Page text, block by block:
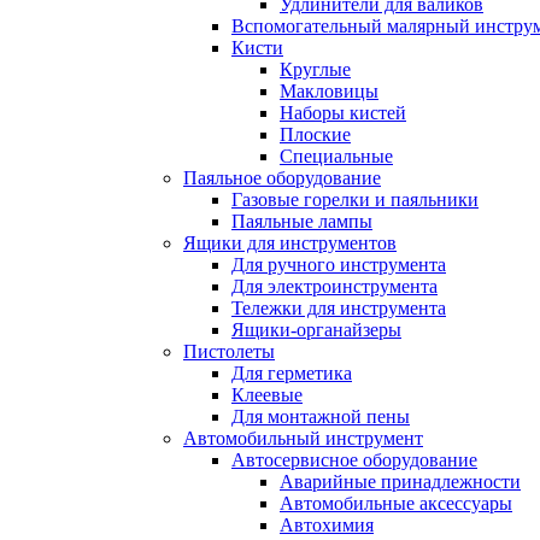
Удлинители для валиков
Вспомогательный малярный
Кисти
Круглые
Макловицы
Наборы кистей
Плоские
Специальные
Паяльное оборудование
Газовые горелки и паяльники
Паяльные лампы
Ящики для инструментов
Для ручного инструмента
Для электроинструмента
Тележки для инструмента
Ящики-органайзеры
Пистолеты
Для герметика
Клеевые
Для монтажной пены
Автомобильный инструмент
Автосервисное оборудование
Аварийные принадлежности
Автомобильные аксессуары
Автохимия